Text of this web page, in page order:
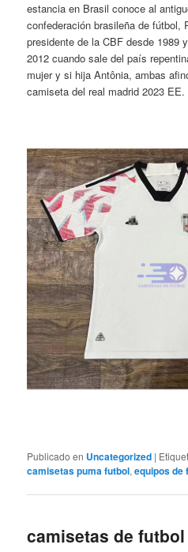
estancia en Brasil conoce al
confederación brasileña de fútbol,
presidente de la CBF desde 1989
2012 cuando sale del país
mujer y si hija Antônia, ambas
camiseta del real madrid 2023 EE.
Publicado en Uncategorized |
camisetas puma futbol,equipos de
camisetas de